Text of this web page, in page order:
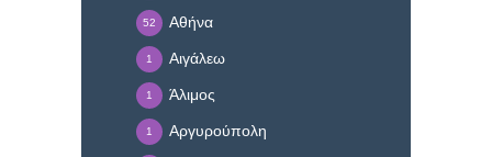
Αθήνα
52
Αιγάλεω
1
Άλιμος
1
Αργυρούπολη
1